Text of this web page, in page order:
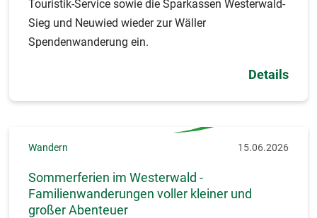
Touristik-Service sowie die Sparkassen Westerwald-
Sieg und Neuwied wieder zur Wäller
Spendenwanderung ein.
Details
Wandern 15.06.2026
Sommerferien im Westerwald -
Familienwanderungen voller kleiner und
großer Abenteuer